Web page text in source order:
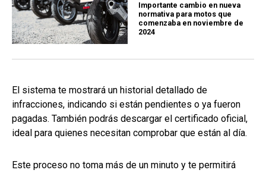
Importante cambio en nueva
normativa para motos que
comenzaba en noviembre de
2024
El sistema te mostrará un historial detallado de
infracciones, indicando si están pendientes o ya fueron
pagadas. También podrás descargar el certificado oficial,
ideal para quienes necesitan comprobar que están al día.
Este proceso no toma más de un minuto y te permitirá